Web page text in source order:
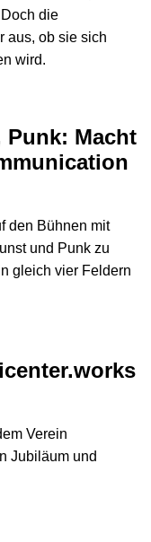
die
aus, ob sie sich
wird.
Punk: Macht
den Bühnen mit
und Punk zu
gleich vier Feldern
Verein
Jubiläum und